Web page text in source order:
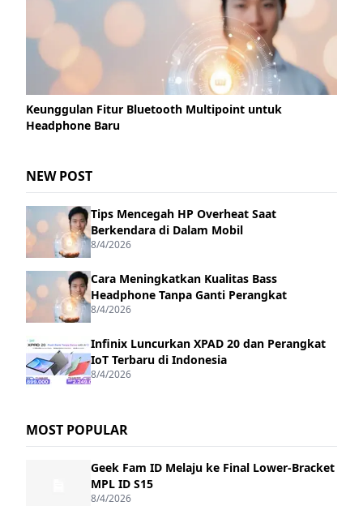
Keunggulan Fitur Bluetooth Multipoint untuk
Headphone Baru
NEW POST
Tips Mencegah HP Overheat Saat
Berkendara di Dalam Mobil
8/4/2026
Cara Meningkatkan Kualitas Bass
Headphone Tanpa Ganti Perangkat
8/4/2026
Infinix Luncurkan XPAD 20 dan Perangkat
IoT Terbaru di Indonesia
8/4/2026
MOST POPULAR
Geek Fam ID Melaju ke Final Lower-Bracket
MPL ID S15
8/4/2026